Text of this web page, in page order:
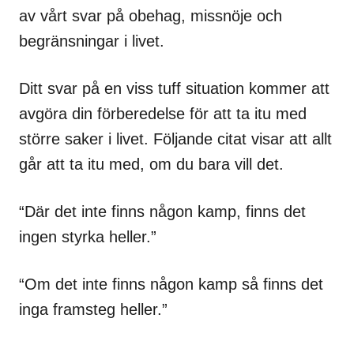
av vårt svar på obehag, missnöje och
begränsningar i livet.
Ditt svar på en viss tuff situation kommer att
avgöra din förberedelse för att ta itu med
större saker i livet. Följande citat visar att allt
går att ta itu med, om du bara vill det.
“Där det inte finns någon kamp, finns det
ingen styrka heller.”
“Om det inte finns någon kamp så finns det
inga framsteg heller.”